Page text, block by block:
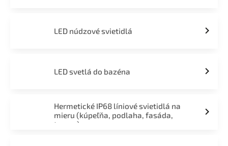
LED núdzové svietidlá
LED svetlá do bazéna
Hermetické IP68 líniové svietidlá na
mieru (kúpeľňa, podlaha, fasáda,
terasa)